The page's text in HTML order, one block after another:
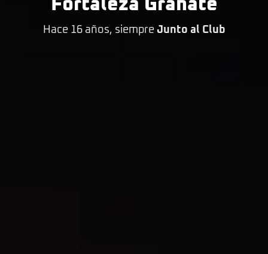
Fortaleza Granate
Hace 16 años, siempre Junto al Club